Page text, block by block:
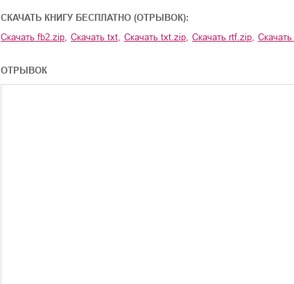
CКАЧАТЬ КНИГУ БЕСПЛАТНО (ОТРЫВОК):
Скачать fb2.zip, Скачать txt, Скачать txt.zip, Скачать rtf.zip, Скачать
ОТРЫВОК